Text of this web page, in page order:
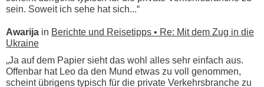
sein. Soweit ich sehe hat sich...“
Awarija in Berichte und Reisetipps • Re: Mit dem Zug in die
Ukraine
„Ja auf dem Papier sieht das wohl alles sehr einfach aus.
Offenbar hat Leo da den Mund etwas zu voll genommen,
scheint übrigens typisch für die private Verkehrsbranche zu